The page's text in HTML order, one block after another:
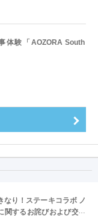
フードやユニークな体
体験「AOZORA South
なり！ステーキコラボ ノ
関するお詫びおよび交換